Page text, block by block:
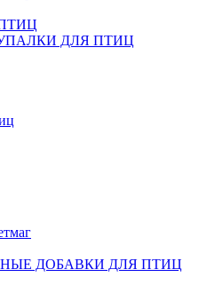
ДЛЯ ПТИЦ
ДОБАВКИ ДЛЯ ПТИЦ